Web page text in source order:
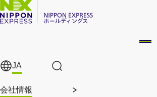
メインコンテンツに移動
JA
サイト内検索
会社情報